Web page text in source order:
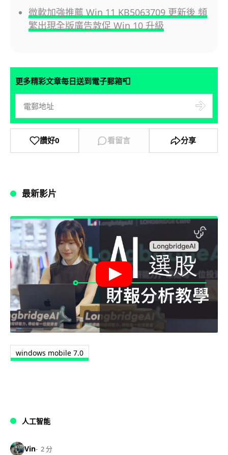
微軟加強推薦 Win 11 KB5063709 更新後 頻
繁出現全版廣告敦促 Win 10 升級
更多精彩文章每日送到電子郵箱📮
讚好0 看留言 分享
最新影片
windows mobile 7.0
人工智能
Vin 2 分